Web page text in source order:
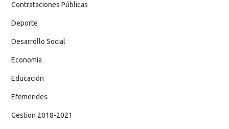
Contrataciones Públicas
Deporte
Desarrollo Social
Economía
Educación
Efemerides
Gestion 2018-2021